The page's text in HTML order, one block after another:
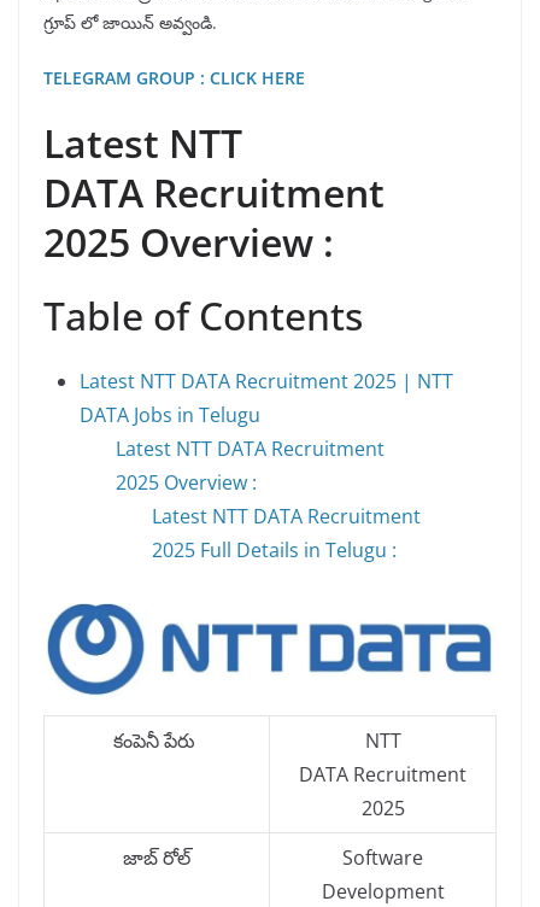
గ్రూప్ లో జాయిన్ అవ్వండి.
TELEGRAM GROUP : CLICK HERE
Latest NTT
DATA Recruitment
2025 Overview :
Table of Contents
Latest NTT DATA Recruitment 2025 | NTT
DATA Jobs in Telugu
Latest NTT DATA Recruitment
2025 Overview :
Latest NTT DATA Recruitment
2025 Full Details in Telugu :
కంపెనీ పేరు
NTT
DATA Recruitment
2025
జాబ్ రోల్
Software
Development